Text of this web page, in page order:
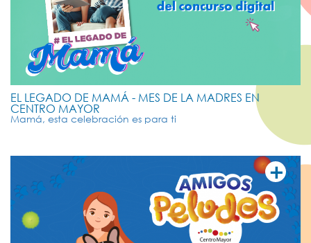
EL LEGADO DE MAMÁ - MES DE LA MADRES EN
CENTRO MAYOR
Mamá, esta celebración es para ti
VER
+